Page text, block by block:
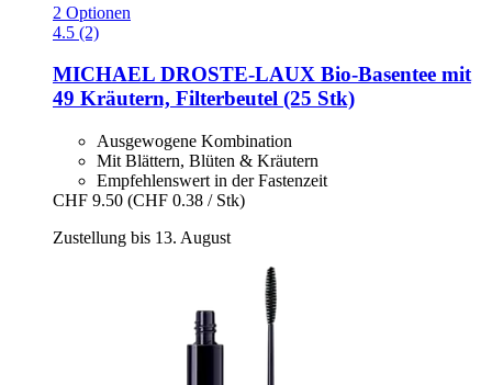
2 Optionen
4.5 (2)
MICHAEL DROSTE-LAUX Bio-​Basentee mit
49 Kräutern, Filterbeutel (25 Stk)
Ausgewogene Kombination
Mit Blättern, Blüten & Kräutern
Empfehlenswert in der Fastenzeit
CHF 9.50 (CHF 0.38 / Stk)
Zustellung bis 13. August